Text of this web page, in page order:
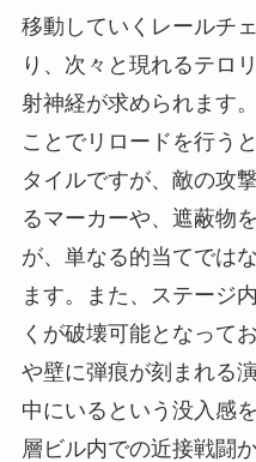
移動していくレールチ
り、次々と現れるテロ
射神経が求められます
ことでリロードを行う
タイルですが、敵の攻
るマーカーや、遮蔽物
が、単なる的当てでは
ます。また、ステージ
くが破壊可能となって
や壁に弾痕が刻まれる
中にいるという没入感
層ビル内での近接戦闘